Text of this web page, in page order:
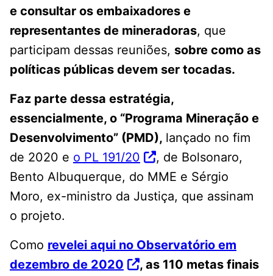
e consultar os embaixadores e
representantes de mineradoras, que
participam dessas reuniões, sobre como as
políticas públicas devem ser tocadas.
Faz parte dessa estratégia,
essencialmente, o “Programa Mineração e
Desenvolvimento” (PMD), lançado no fim
de 2020 e o PL 191/20
, de Bolsonaro,
Bento Albuquerque, do MME e Sérgio
Moro, ex-ministro da Justiça, que assinam
o projeto.
Como revelei aqui no Observatório em
dezembro de 2020
, as 110 metas finais